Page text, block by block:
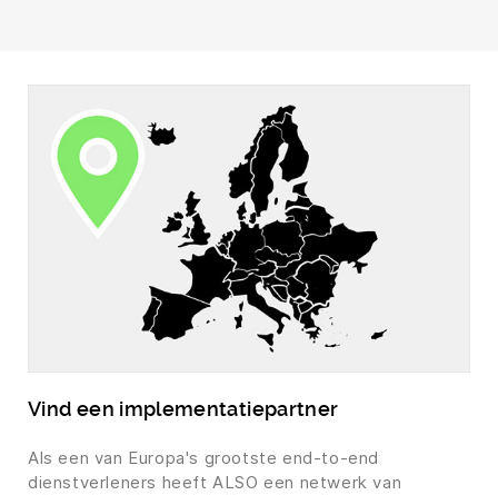
Vind een implementatiepartner
Als een van Europa's grootste end-to-end
dienstverleners heeft ALSO een netwerk van